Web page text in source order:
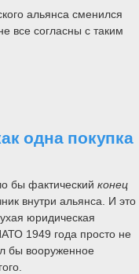
альянса сменился
все согласны с таким
одна покупка
бы фактический конец
внутри альянса. И это
юридическая
1949 года просто не
бы вооруженное